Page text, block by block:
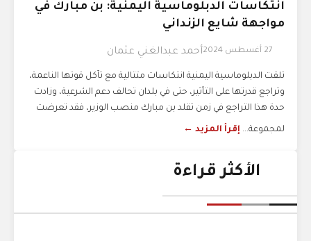
انتكاسات الدبلوماسية اليمنية: بن مبارك في
مواجهة شايع الزنداني
27 أغسطس 2024 أحمد عبدالغني عثمان
تلقت الدبلوماسية اليمنية انتكاسات متتالية مع تآكل قوتها الناعمة،
وتراجع قدرتها على التأثير، حتى في بلدان تحالف دعم الشرعية، وزادت
حدة هذا التراجع في زمن تقلد بن مبارك منصب الوزير، فقد تعرضت
لمجموعة... إقرأ المزيد ←
الأكثر قراءة